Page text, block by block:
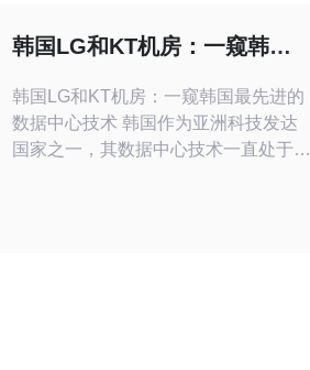
下一代网络，专门为高端用户提供低延
迟和高带宽的网络服务。选择使
韩国LG和KT机房：一窥韩国
韩国LG和KT机房：一窥韩国最先进的
数据中心技术 韩国作为亚洲科技发达
国家之一，其数据中心技术一直处于领